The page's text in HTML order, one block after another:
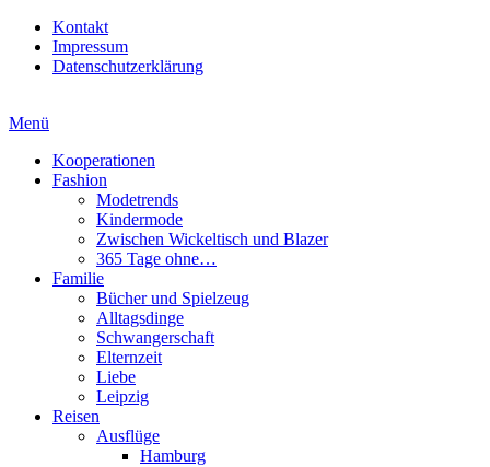
Kontakt
Impressum
Datenschutzerklärung
Menü
Kooperationen
Fashion
Modetrends
Kindermode
Zwischen Wickeltisch und Blazer
365 Tage ohne…
Familie
Bücher und Spielzeug
Alltagsdinge
Schwangerschaft
Elternzeit
Liebe
Leipzig
Reisen
Ausflüge
Hamburg